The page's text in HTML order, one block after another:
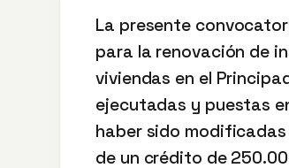
La presente
para la renovación de
viviendas en el
ejecutadas y puestas
haber sido
de un crédito de